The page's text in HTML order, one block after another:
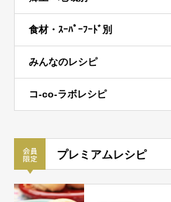
食材・ｽｰﾊﾟｰﾌｰﾄﾞ別
みんなのレシピ
コ-co-ラボレシピ
プレミアムレシピ